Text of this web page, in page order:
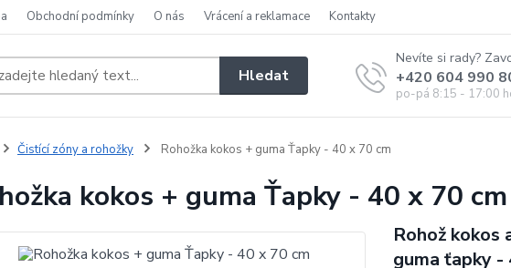
Obchodní podmínky O nás Vrácení a reklamace Kontakty
Hledat
Nevíte si rady?
+420 604 990
po-pá 8:15 - 17:00
Čistící zóny a rohožky Rohožka kokos + guma Ťapky - 40 x 70 cm
kokos + guma Ťapky - 40 x 70 cm
Rohož kokos
guma ťapky -